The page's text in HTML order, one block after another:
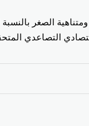
الصغر بالنسبة
التصاعدي